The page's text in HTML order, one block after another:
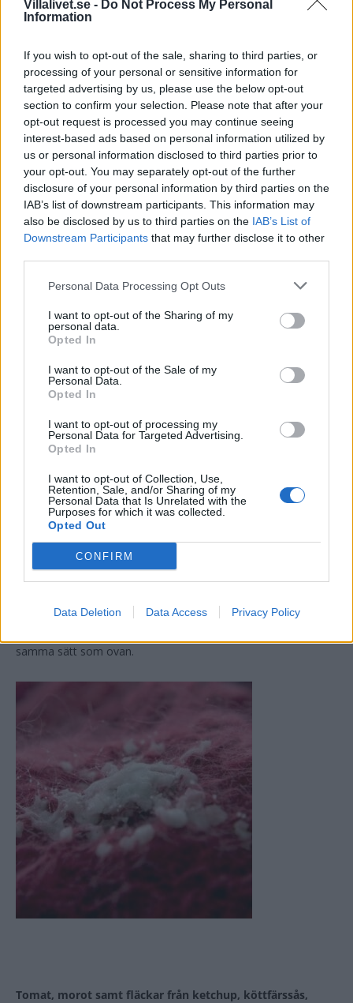
Villalivet.se - Do Not Process My Personal
Information
If you wish to opt-out of the sale, sharing to third parties, or
processing of your personal or sensitive information for
targeted advertising by us, please use the below opt-out
section to confirm your selection. Please note that after your
opt-out request is processed you may continue seeing
interest-based ads based on personal information utilized by
us or personal information disclosed to third parties prior to
your opt-out. You may separately opt-out of the further
disclosure of your personal information by third parties on the
IAB’s list of downstream participants. This information may
also be disclosed by us to third parties on the IAB’s List of
Downstream Participants that may further disclose it to other
Personal Data Processing Opt Outs
I want to opt-out of the Sharing of my
personal data.
Opted In
I want to opt-out of the Sale of my
Personal Data.
Opted In
I want to opt-out of processing my
Personal Data for Targeted Advertising.
Opted In
I want to opt-out of Collection, Use,
Retention, Sale, and/or Sharing of my
Personal Data that Is Unrelated with the
Purposes for which it was collected.
Opted Out
CONFIRM
Data Deletion Data Access Privacy Policy
galltvål är också bra.
Rost: Häll på bakpulver och sedan lite ättika. Vänta en stund,
gnid sedan med en svamp. Eller testa tvålull! Eller testa gnida
med oxalsyra (finns i färghandeln, eller naturligt i rabarber!).
Andra husmorstips för fläckborttagning av rost är att gnida
med en halv rå lök, ättika, tandkräm eller ketchup!
pilla bort om man först kyler med iskuber i en påse.
Lägg sen på ett par lager hushållspapper eller ett kaffefilter
sugs upp i pappret. Flytta runt pappret och stryk igen tills allt
stearin är borta.
Alternativt, värm med en hårtork på fläcken! Sug upp det
smälta stearinet med hushållspapper eller kaffefilter som ovan.
Kvar blir en fettfläck, som man kan få bort med fettlösande
medel som t.ex diskmedel, vanlig hårdtvål, galltvål mm.
Är det färgat stearin kan man efter att man skrapat bort det
som gick, testa att droppa på vitt stearin på det som återstår
med det vita. När det har stelnat pillar man bort blandningen
samma sätt som ovan.
Tomat, morot samt fläckar från ketchup, köttfärssås,